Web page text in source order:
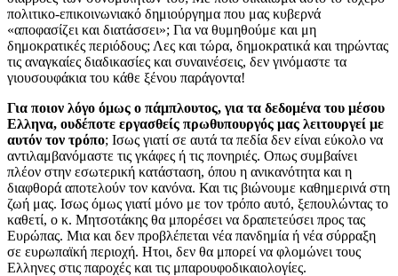
πολιτικο-επικοινωνιακό δημιούργημα που μας κυβερνά
«αποφασίζει και διατάσσει»; Για να θυμηθούμε και μη
δημοκρατικές περιόδους; Λες και τώρα, δημοκρατικά και τηρώντας
τις αναγκαίες διαδικασίες και συναινέσεις, δεν γινόμαστε τα
γιουσουφάκια του κάθε ξένου παράγοντα!
Για ποιον λόγο όμως ο πάμπλουτος, για τα δεδομένα του μέσου
Ελληνα, ουδέποτε εργασθείς πρωθυπουργός μας λειτουργεί με
αυτόν τον τρόπο; Ισως γιατί σε αυτά τα πεδία δεν είναι εύκολο να
αντιλαμβανόμαστε τις γκάφες ή τις πονηριές. Οπως συμβαίνει
πλέον στην εσωτερική κατάσταση, όπου η ανικανότητα και η
διαφθορά αποτελούν τον κανόνα. Και τις βιώνουμε καθημερινά στη
ζωή μας. Ισως όμως γιατί μόνο με τον τρόπο αυτό, ξεπουλώντας το
καθετί, ο κ. Μητσοτάκης θα μπορέσει να δραπετεύσει προς τας
Ευρώπας. Μια και δεν προβλέπεται νέα πανδημία ή νέα σύρραξη
σε ευρωπαϊκή περιοχή. Ητοι, δεν θα μπορεί να φλομώνει τους
Ελληνες στις παροχές και τις μπαρουφοδικαιολογίες.